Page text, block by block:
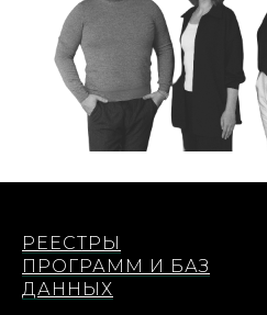
РЕЕСТРЫ
ПРОГРАММ И БАЗ
ДАННЫХ